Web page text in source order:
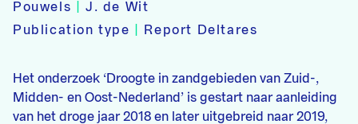
Pouwels
|J. de Wit
Publication type
Report Deltares
Het onderzoek ‘Droogte in zandgebieden van Zuid-,
Midden- en Oost-Nederland’ is gestart naar aanleiding
van het droge jaar 2018 en later uitgebreid naar 2019,